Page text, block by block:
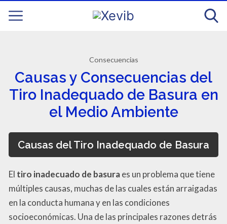
Consecuencias
Causas y Consecuencias del
Tiro Inadequado de Basura en
el Medio Ambiente
Causas del Tiro Inadequado de Basura
El tiro inadecuado de basuraes un problema que tiene
múltiples causas, muchas de las cuales están arraigadas
en la conducta humana y en las condiciones
socioeconómicas. Una de las principales razones detrás